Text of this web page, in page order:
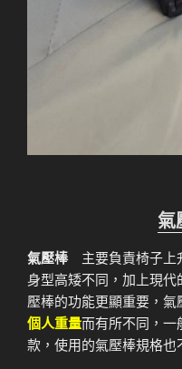
氣
氣壓棒主要負責椅子上
身型高矮不同，加上現
壓棒的功能更顯重要，
個人重量而有所不同，一
款，使用的氣壓棒規格也